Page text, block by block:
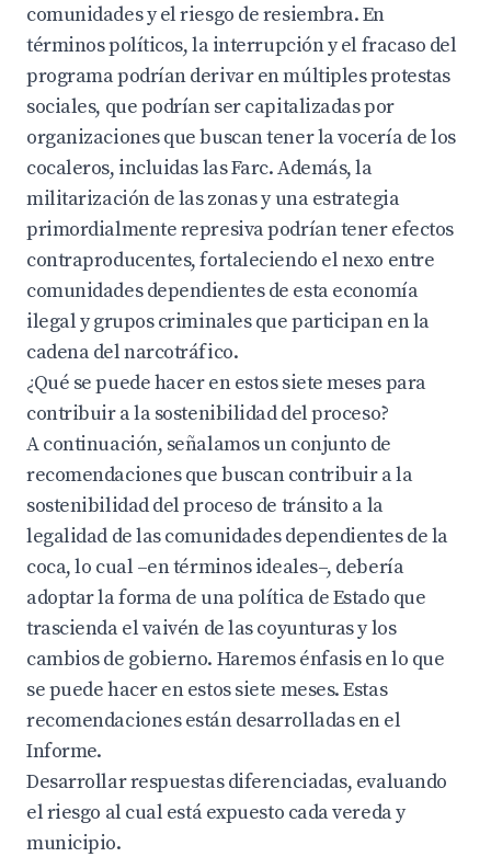
comunidades y el riesgo de resiembra. En
términos políticos, la interrupción y el fracaso del
programa podrían derivar en múltiples protestas
sociales, que podrían ser capitalizadas por
organizaciones que buscan tener la vocería de los
cocaleros, incluidas las Farc. Además, la
militarización de las zonas y una estrategia
primordialmente represiva podrían tener efectos
contraproducentes, fortaleciendo el nexo entre
comunidades dependientes de esta economía
ilegal y grupos criminales que participan en la
cadena del narcotráfico.
¿Qué se puede hacer en estos siete meses para
contribuir a la sostenibilidad del proceso?
A continuación, señalamos un conjunto de
recomendaciones que buscan contribuir a la
sostenibilidad del proceso de tránsito a la
legalidad de las comunidades dependientes de la
coca, lo cual –en términos ideales–, debería
adoptar la forma de una política de Estado que
trascienda el vaivén de las coyunturas y los
cambios de gobierno. Haremos énfasis en lo que
se puede hacer en estos siete meses. Estas
recomendaciones están desarrolladas en el
Informe.
Desarrollar respuestas diferenciadas, evaluando
el riesgo al cual está expuesto cada vereda y
municipio.